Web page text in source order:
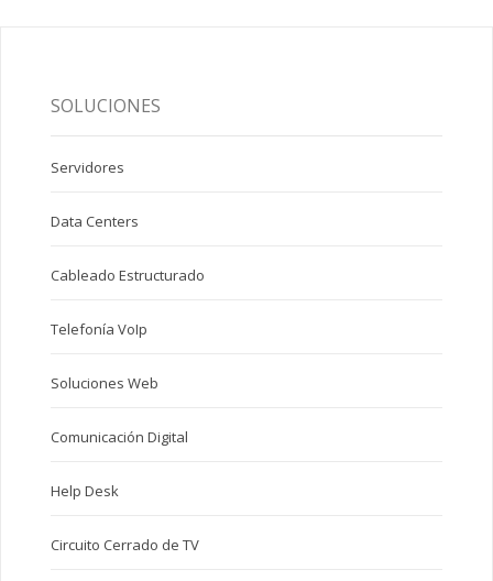
SOLUCIONES
Servidores
Data Centers
Cableado Estructurado
Telefonía VoIp
Soluciones Web
Comunicación Digital
Help Desk
Circuito Cerrado de TV